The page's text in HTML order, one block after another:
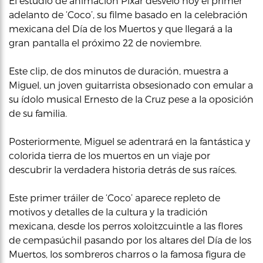
adelanto de ‘Coco’, su filme basado en la celebración
mexicana del Día de los Muertos y que llegará a la
gran pantalla el próximo 22 de noviembre.
Este clip, de dos minutos de duración, muestra a
Miguel, un joven guitarrista obsesionado con emular a
su ídolo musical Ernesto de la Cruz pese a la oposición
de su familia.
Posteriormente, Miguel se adentrará en la fantástica y
colorida tierra de los muertos en un viaje por
descubrir la verdadera historia detrás de sus raíces.
Este primer tráiler de ‘Coco’ aparece repleto de
motivos y detalles de la cultura y la tradición
mexicana, desde los perros xoloitzcuintle a las flores
de cempasúchil pasando por los altares del Día de los
Muertos, los sombreros charros o la famosa figura de